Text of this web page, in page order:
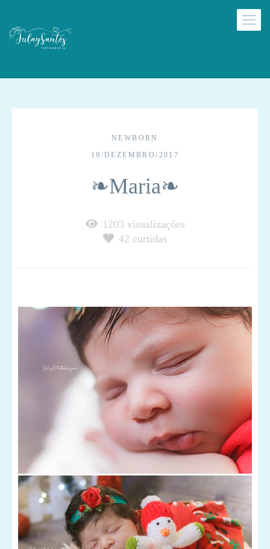
NEWBORN
19/DEZEMBRO/2017
❧Maria❧
1203 visualizações
42 curtidas